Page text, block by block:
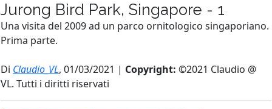
Jurong Bird Park, Singapore - 1
Una visita del 2009 ad un parco ornitologico singaporiano.
Prima parte.
Di Claudio_VL, 01/03/2021 | Copyright: ©2021 Claudio @
VL. Tutti i diritti riservati